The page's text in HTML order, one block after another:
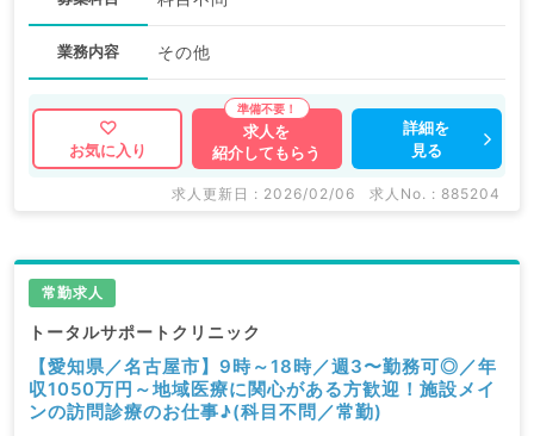
業務内容 その他
お気に入り
求人を
紹介してもらう
詳細を
見る
求人更新日 : 2026/02/06 求人No. : 885204
常勤求人
トータルサポートクリニック
【愛知県／名古屋市】9時～18時／週3〜勤務可◎／年
収1050万円～地域医療に関心がある方歓迎！施設メイ
ンの訪問診療のお仕事♪(科目不問／常勤)